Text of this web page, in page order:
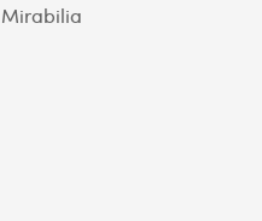
Mirabilia